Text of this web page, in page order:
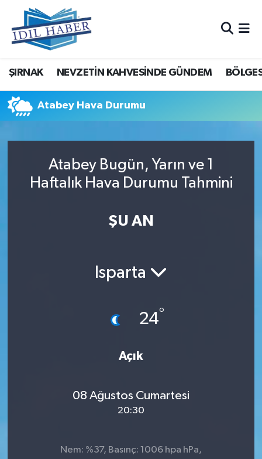
ŞIRNAK NEVZETİN KAHVESİNDE GÜNDEM
Atabey Hava Durumu
Atabey Bugün, Yarın ve 1
Haftalık Hava Durumu Tahmini
ŞU AN
Isparta
24°
Açık
08 Ağustos Cumartesi
20:30
Nem: %37, Basınç: 1006 hpa hPa,
Nöbetçi Eczaneler
Hava Durumu
Trafik Durumu
Tüm Manşetler